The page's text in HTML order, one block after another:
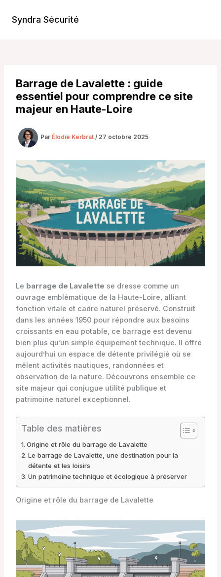
contenu
Syndra Sécurité
Barrage de Lavalette : guide
essentiel pour comprendre ce site
majeur en Haute-Loire
Par Élodie Kerbrat / 27 octobre 2025
Le barrage de Lavalette se dresse comme un
ouvrage emblématique de la Haute-Loire, alliant
fonction vitale et cadre naturel préservé. Construit
dans les années 1950 pour répondre aux besoins
croissants en eau potable, ce barrage est devenu
bien plus qu’un simple équipement technique. Il offre
aujourd’hui un espace de détente privilégié où se
mêlent activités nautiques, randonnées et
observation de la nature. Découvrons ensemble ce
site majeur qui conjugue utilité publique et
patrimoine naturel exceptionnel.
Table des matières
Origine et rôle du barrage de Lavalette
Le barrage de Lavalette, une destination pour la
détente et les loisirs
Un patrimoine technique et écologique à préserver
Origine et rôle du barrage de Lavalette